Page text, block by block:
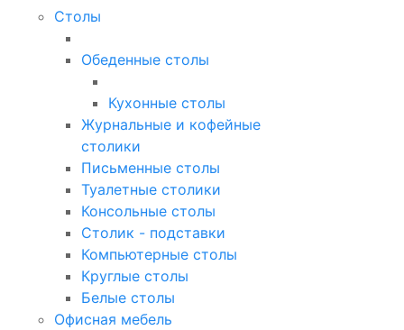
Столы
Обеденные столы
Кухонные столы
Журнальные и кофейные
столики
Письменные столы
Туалетные столики
Консольные столы
Столик - подставки
Компьютерные столы
Круглые столы
Белые столы
Офисная мебель